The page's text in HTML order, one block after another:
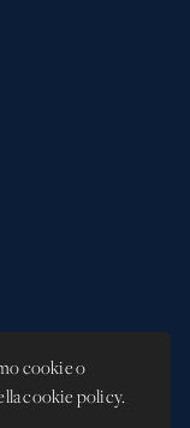
cookie o
cookie policy.